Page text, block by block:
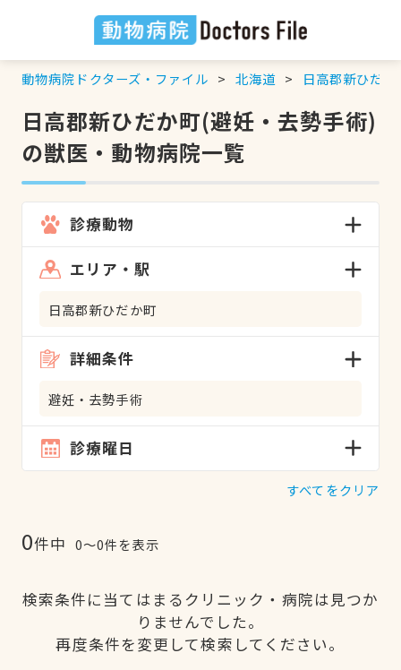
動物病院ドクターズ・ファイル 北海道 日高郡新ひだか
日高郡新ひだか町(避妊・去勢手術)
の獣医・動物病院一覧
診療動物
エリア・駅
日高郡新ひだか町
詳細条件
避妊・去勢手術
診療曜日
すべてをクリア
0件中 0〜0件を表示
検索条件に当てはまるクリニック・病院は見つか
りませんでした。
再度条件を変更して検索してください。